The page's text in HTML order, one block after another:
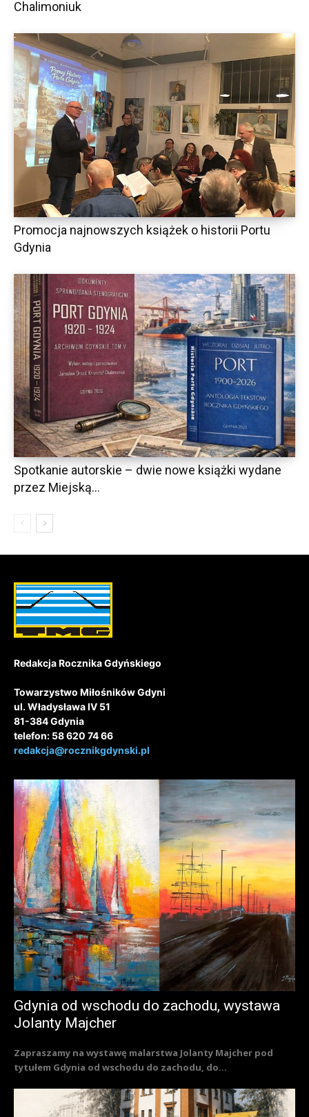
Chalimoniuk
Promocja najnowszych książek o historii Portu
Gdynia
Spotkanie autorskie – dwie nowe książki wydane
przez Miejską...
Redakcja Rocznika Gdyńskiego
Towarzystwo Miłośników Gdyni
ul. Władysława IV 51
81-384 Gdynia
telefon: 58 620 74 66
redakcja@rocznikgdynski.pl
Gdynia od wschodu do zachodu, wystawa
Jolanty Majcher
Zapraszamy na wystawę malarstwa Jolanty Majcher pod
tytułem Gdynia od wschodu do zachodu, do...